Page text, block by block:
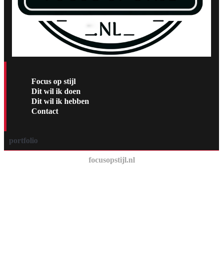
Focus op stijl
Dit wil ik doen
Dit wil ik hebben
Contact
portfolio
focusopstijl.nl